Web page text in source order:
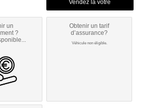
un
?
Obtenir un tarif
d’assurance?
Véhicule non éligible.